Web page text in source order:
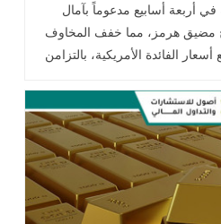
أربعة أسابيع مدعوماً بآمال
مضيق هرمز، مما خفف المخاوف
الفائدة الأمريكية، بالتزامن